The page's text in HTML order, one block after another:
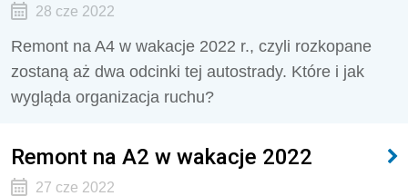
28 cze 2022
Remont na A4 w wakacje 2022 r., czyli rozkopane
zostaną aż dwa odcinki tej autostrady. Które i jak
wygląda organizacja ruchu?
Remont na A2 w wakacje 2022
27 cze 2022